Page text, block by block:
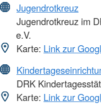
Jugendrotkreuz
Jugendrotkreuz im
e.V.
Karte: Link zur
DRK
Karte: Link zur